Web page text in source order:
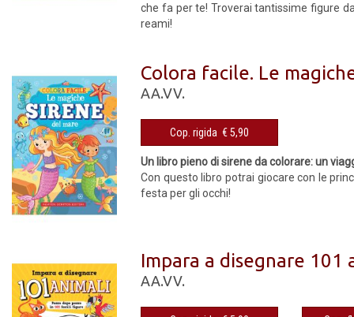
che fa per te! Troverai tantissime figure
reami!
Colora facile. Le
AA.VV.
Cop. rigida € 5,90
Un libro pieno di sirene da colorare: un
Con questo libro potrai giocare con le
festa per gli occhi!
Impara a disegnare 101
AA.VV.